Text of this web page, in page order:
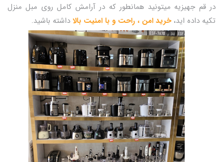
در قم جهیزیه میتونید همانطور که در آرامش کامل روی مبل منزل
تکیه داده اید،خرید امن ، راحت و با امنیت بالا داشته باشید.